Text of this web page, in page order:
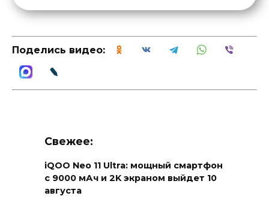
Поделись видео:
Свежее:
iQOO Neo 11 Ultra: мощный смартфон
с 9000 мАч и 2K экраном выйдет 10
августа